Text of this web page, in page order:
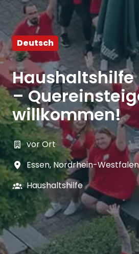
Deutsch
–
willkommen!
vor Ort
Essen, Nordrhein-Westfalen
Haushaltshilfe